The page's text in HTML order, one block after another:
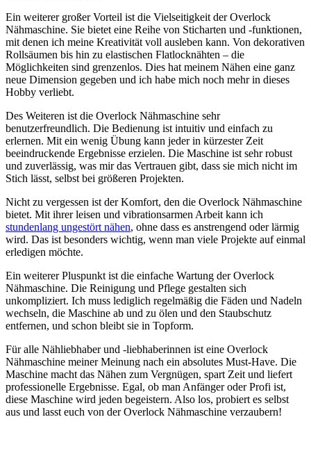
Ein weiterer großer Vorteil ist die Vielseitigkeit der Overlock
Nähmaschine. Sie bietet eine Reihe von Sticharten und -funktionen,
mit denen ich meine Kreativität voll ausleben kann. Von dekorativen
Rollsäumen bis hin zu elastischen Flatlocknähten – die
Möglichkeiten sind grenzenlos. Dies hat meinem Nähen eine ganz
neue Dimension gegeben und ich habe mich noch mehr in dieses
Hobby verliebt.
Des Weiteren ist die Overlock Nähmaschine sehr
benutzerfreundlich. Die Bedienung ist intuitiv und einfach zu
erlernen. Mit ein wenig Übung kann jeder in kürzester Zeit
beeindruckende Ergebnisse erzielen. Die Maschine ist sehr robust
und zuverlässig, was mir das Vertrauen gibt, dass sie mich nicht im
Stich lässt, selbst bei größeren Projekten.
Nicht zu vergessen ist der Komfort, den die Overlock Nähmaschine
bietet. Mit ihrer leisen und vibrationsarmen Arbeit kann ich
stundenlang ungestört nähen, ohne dass es anstrengend oder lärmig
wird. Das ist besonders wichtig, wenn man viele Projekte auf einmal
erledigen möchte.
Ein weiterer Pluspunkt ist die einfache Wartung der Overlock
Nähmaschine. Die Reinigung und Pflege gestalten sich
unkompliziert. Ich muss lediglich regelmäßig die Fäden und Nadeln
wechseln, die Maschine ab und zu ölen und den Staubschutz
entfernen, und schon bleibt sie in Topform.
Für alle Nähliebhaber und -liebhaberinnen ist eine Overlock
Nähmaschine meiner Meinung nach ein absolutes Must-Have. Die
Maschine macht das Nähen zum Vergnügen, spart Zeit und liefert
professionelle Ergebnisse. Egal, ob man Anfänger oder Profi ist,
diese Maschine wird jeden begeistern. Also los, probiert es selbst
aus und lasst euch von der Overlock Nähmaschine verzaubern!